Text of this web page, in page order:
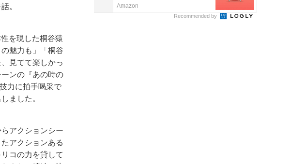
。
を現した桐谷猿
魅力も」「桐谷
見てて楽しかっ
ンの『あの時の
力に拍手喝采で
ました。
アクションシー
アクションある
コの力を貸して
Amazon
Recommended by